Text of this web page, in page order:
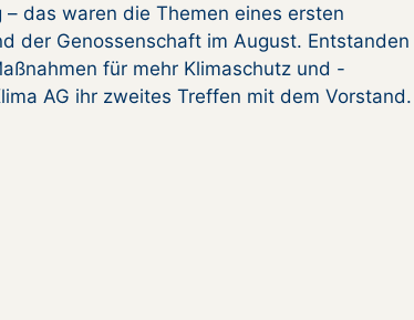
das waren die Themen eines ersten
der Genossenschaft im August. Entstanden
für mehr Klimaschutz und -
AG ihr zweites Treffen mit dem Vorstand.